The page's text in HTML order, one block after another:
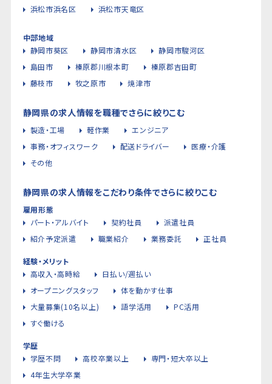
浜松市浜名区
浜松市天竜区
中部地域
静岡市葵区
静岡市清水区
静岡市駿河区
島田市
榛原郡川根本町
榛原郡吉田町
藤枝市
牧之原市 焼津市
静岡県の求人情報を職種でさらに絞りこむ
製造・工場 軽作業
エンジニア
事務・オフィスワーク
配送ドライバー
医療・介護
その他
静岡県の求人情報をこだわり条件でさらに絞りこむ
雇用形態
パート・アルバイト
契約社員
派遣社員
紹介予定派遣
職業紹介 業務委託 正社員
経験・メリット
高収入・高時給
日払い/週払い
オープニングスタッフ
体を動かす仕事
大量募集(10名以上)
語学活用
PC活用
すぐ働ける
学歴
学歴不問
高校卒業以上
専門・短大卒以上
4年生大学卒業